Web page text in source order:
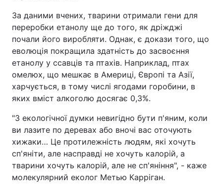
За даними вчених, тварини отримали гени для
переробки етанолу ще до того, як дріжджі
почали його виробляти. Однак, є докази того, що
еволюція покращила здатність до засвоєння
етанолу у ссавців та птахів. Наприклад, птах
омелюх, що мешкає в Америці, Європі та Азії,
харчується, в тому числі ягодами горобини, в
яких вміст алкоголю досягає 0,3%.
"З екологічної думки невигідно бути п'яним, коли
ви лазите по деревах або вночі вас оточують
хижаки… Це протилежність людям, які хочуть
сп'яніти, але насправді не хочуть калорій, а
тварини хочуть калорій, але не сп'яніння", - каже
молекулярний еколог Метью Карріган.